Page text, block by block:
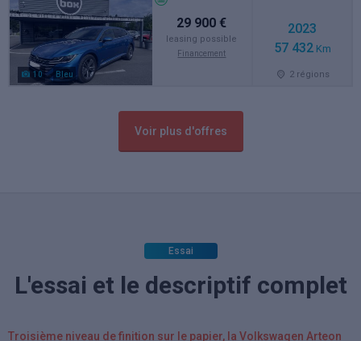
10 Bleu
29 900 €
leasing possible
Financement
2023
57 432Km
2 régions
Voir plus d'offres
Essai
L'essai et le descriptif complet
Troisième niveau de finition sur le papier, la Volkswagen Arteon